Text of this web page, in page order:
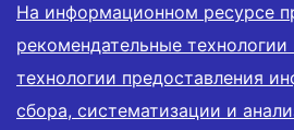
На информационном ресурсе
рекомендательные
технологии предоставления
сбора, систематизации и